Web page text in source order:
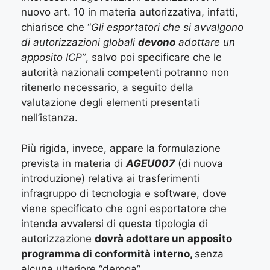
nuovo art. 10 in materia autorizzativa, infatti,
chiarisce che “Gli esportatori che si avvalgono
di autorizzazioni globali devono adottare un
apposito ICP”, salvo poi specificare che le
autorità nazionali competenti potranno non
ritenerlo necessario, a seguito della
valutazione degli elementi presentati
nell’istanza.
Più rigida, invece, appare la formulazione
prevista in materia di AGEU007 (di nuova
introduzione) relativa ai trasferimenti
infragruppo di tecnologia e software, dove
viene specificato che ogni esportatore che
intenda avvalersi di questa tipologia di
autorizzazione dovrà adottare un apposito
programma di conformità interno, senza